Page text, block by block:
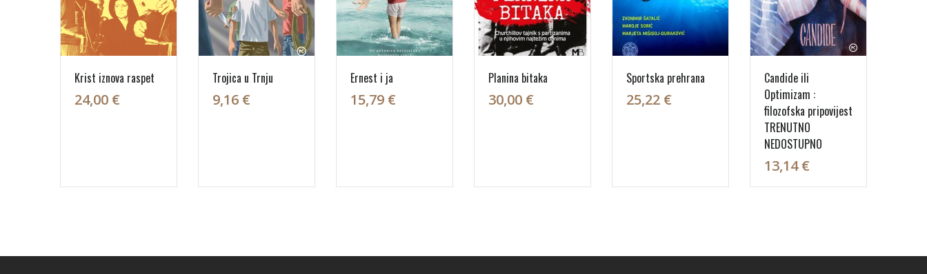
Krist iznova raspet
24,00 €
Trojica u Trnju
9,16 €
Ernest i ja
15,79 €
Planina bitaka
30,00 €
Sportska prehrana
25,22 €
Candide ili
Optimizam :
filozofska pripovijest
TRENUTNO
NEDOSTUPNO
13,14 €